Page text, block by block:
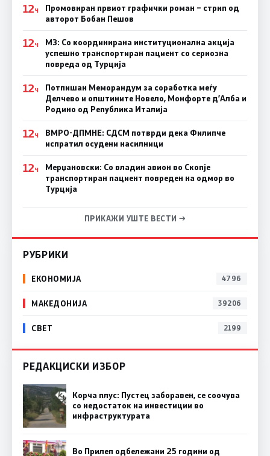
12Ч
Промовиран првиот графички роман – стрип од
авторот Бобан Пешов
12Ч
МЗ: Со координирана институционална акција
успешно транспортиран пациент со сериозна
повреда од Турција
12Ч
Потпишан Меморандум за соработка меѓу
Делчево и општините Новело, Монфорте д’Алба и
Родино од Република Италија
12Ч
ВМРО-ДПМНЕ: СДСM потврди дека Филипче
испратил осудени насилници
12Ч
Мерџановски: Со владин авион во Скопје
транспортиран пациент повреден на одмор во
Турција
ПРИКАЖИ УШТЕ ВЕСТИ →
РУБРИКИ
ЕКОНОМИЈА 4796
МАКЕДОНИЈА 39206
СВЕТ 2199
РЕДАКЦИСКИ ИЗБОР
Корча плус: Пустец заборавен, се соочува
со недостаток на инвестиции во
инфраструктурата
Во Прилеп одбележани 25 години од